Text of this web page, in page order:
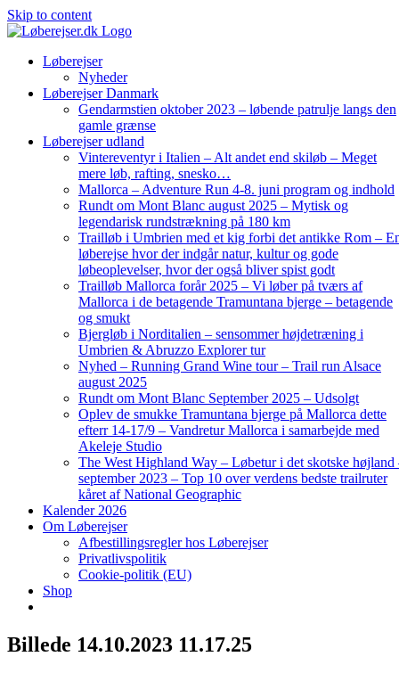
Skip to content
Løberejser
Nyheder
Løberejser Danmark
Gendarmstien oktober 2023 – løbende patrulje langs den
gamle grænse
Løberejser udland
Vintereventyr i Italien – Alt andet end skiløb – Meget
mere løb, rafting, snesko…
Mallorca – Adventure Run 4-8. juni program og indhold
Rundt om Mont Blanc august 2025 – Mytisk og
legendarisk rundstrækning på 180 km
Trailløb i Umbrien med et kig forbi det antikke Rom –
løberejse hvor der indgår natur, kultur og gode
løbeoplevelser, hvor der også bliver spist godt
Trailløb Mallorca forår 2025 – Vi løber på tværs af
Mallorca i de betagende Tramuntana bjerge – betagende
og smukt
Bjergløb i Norditalien – sensommer højdetræning i
Umbrien & Abruzzo Explorer tur
Nyhed – Running Grand Wine tour – Trail run Alsace
august 2025
Rundt om Mont Blanc September 2025 – Udsolgt
Oplev de smukke Tramuntana bjerge på Mallorca dette
efterr 14-17/9 – Vandretur Mallorca i samarbejde med
Akeleje Studio
The West Highland Way – Løbetur i det skotske højland
september 2023 – Top 10 over verdens bedste trailruter
kåret af National Geographic
Kalender 2026
Om Løberejser
Afbestillingsregler hos Løberejser
Privatlivspolitik
Cookie-politik (EU)
Shop
Billede 14.10.2023 11.17.25